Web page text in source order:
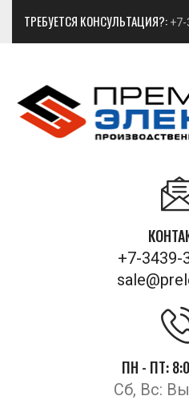
ТРЕБУЕТСЯ КОНСУЛЬТАЦИЯ?:
+7-3439-
ПН - ПТ:
Сб, Вс: